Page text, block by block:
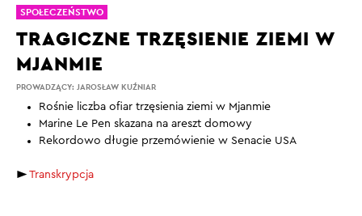
PROWADZĄCY: JAROSŁAW KUŹNIAR
TRAGICZNE TRZĘSIENIE ZIEMI W
MJANMIE
Rośnie liczba ofiar trzęsienia ziemi w Mjanmie
Marine Le Pen skazana na areszt domowy
Rekordowo długie przemówienie w Senacie USA
► Transkrypcja
SPOŁECZEŃSTWO